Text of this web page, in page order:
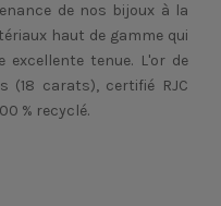
de nos bijoux à la
haut de gamme qui
tenue. L'or de
(18 carats), certifié RJC
% recyclé.